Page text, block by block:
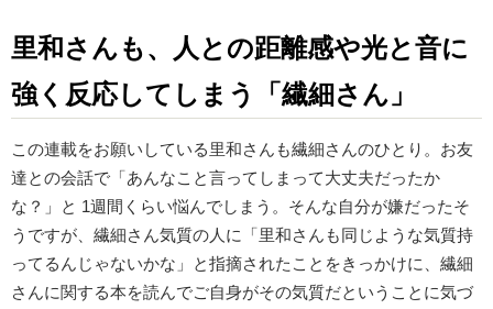
里和さんも、人との距離感や光と音に
強く反応してしまう「繊細さん」
この連載をお願いしている里和さんも繊細さんのひとり。お友
達との会話で「あんなこと言ってしまって大丈夫だったか
な？」と 1週間くらい悩んでしまう。そんな自分が嫌だったそ
うですが、繊細さん気質の人に「里和さんも同じような気質持
ってるんじゃないかな」と指摘されたことをきっかけに、繊細
さんに関する本を読んでご自身がその気質だということに気づ